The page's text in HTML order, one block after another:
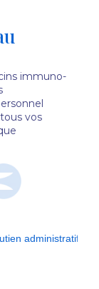
immuno-
vos
administratif